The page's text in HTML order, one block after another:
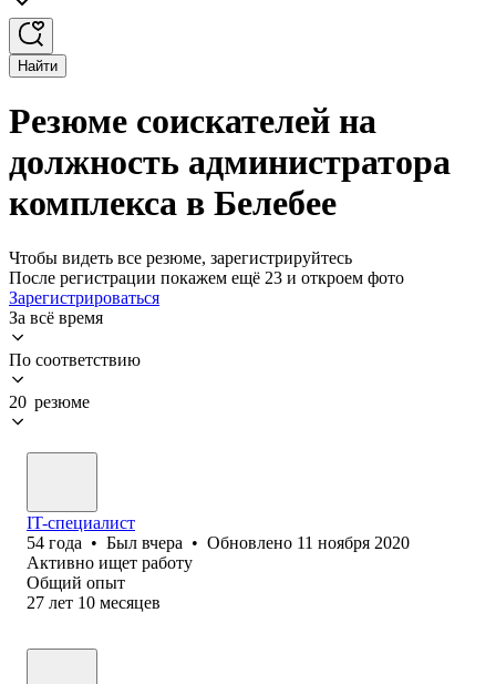
Найти
Резюме соискателей на
должность администратора
комплекса в Белебее
Чтобы видеть все резюме, зарегистрируйтесь
После регистрации покажем ещё 23 и откроем фото
Зарегистрироваться
За всё время
По соответствию
20 резюме
IT-специалист
54 года • Был вчера • Обновлено 11 ноября 2020
Активно ищет работу
Общий опыт
27 лет 10 месяцев